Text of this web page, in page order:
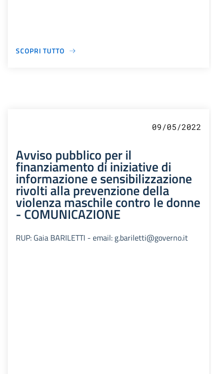
SCOPRI TUTTO
09/05/2022
Avviso pubblico per il
finanziamento di iniziative di
informazione e sensibilizzazione
rivolti alla prevenzione della
violenza maschile contro le donne
- COMUNICAZIONE
RUP: Gaia BARILETTI - email: g.bariletti@governo.it